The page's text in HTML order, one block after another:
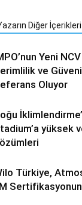
Diğer İçerikleri
Yeni
ve
Oluyor
yüksek
Türkiye,